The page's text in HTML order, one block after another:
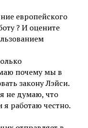
европейского
? И оцените
почему мы в
закону Лэйси.
не думаю, что
я работаю честно.